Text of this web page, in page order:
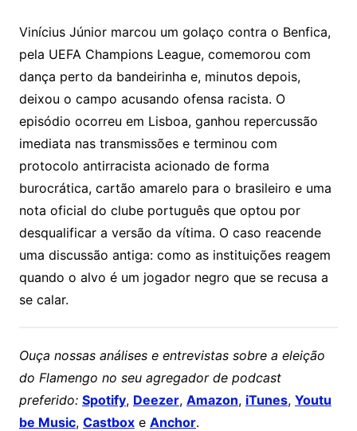
Vinícius Júnior marcou um golaço contra o Benfica,
pela UEFA Champions League, comemorou com
dança perto da bandeirinha e, minutos depois,
deixou o campo acusando ofensa racista. O
episódio ocorreu em Lisboa, ganhou repercussão
imediata nas transmissões e terminou com
protocolo antirracista acionado de forma
burocrática, cartão amarelo para o brasileiro e uma
nota oficial do clube português que optou por
desqualificar a versão da vítima. O caso reacende
uma discussão antiga: como as instituições reagem
quando o alvo é um jogador negro que se recusa a
se calar.
Ouça nossas análises e entrevistas sobre a eleição
do Flamengo no seu agregador de podcast
preferido: Spotify, Deezer, Amazon, iTunes, Youtu
be Music, Castboxe Anchor.